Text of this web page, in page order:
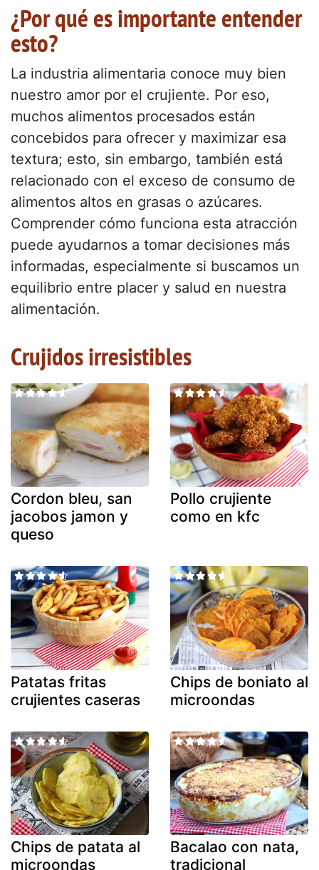
¿Por qué es importante entender
esto?
La industria alimentaria conoce muy bien
nuestro amor por el crujiente. Por eso,
muchos alimentos procesados están
concebidos para ofrecer y maximizar esa
textura; esto, sin embargo, también está
relacionado con el exceso de consumo de
alimentos altos en grasas o azúcares.
Comprender cómo funciona esta atracción
puede ayudarnos a tomar decisiones más
informadas, especialmente si buscamos un
equilibrio entre placer y salud en nuestra
alimentación.
Crujidos irresistibles
Cordon bleu, san
jacobos jamon y
queso
Pollo crujiente
como en kfc
Patatas fritas
crujientes caseras
Chips de boniato al
microondas
Chips de patata al
microondas
Bacalao con nata,
tradicional